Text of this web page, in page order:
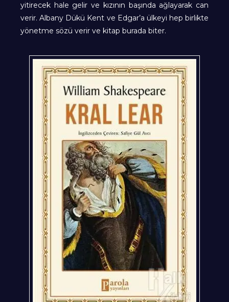
yitirecek hale gelir ve kızının başında ağlayarak can
verir. Albany Dükü Kent ve Edgar’a ülkeyi hep birlikte
yönetme sözü verir ve kitap burada biter.